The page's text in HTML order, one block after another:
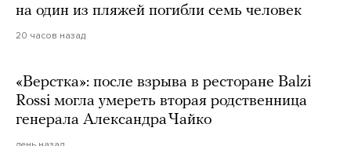
на один из пляжей погибли семь человек
20 часов назад
«Верстка»: после взрыва в ресторане Balzi
Rossi могла умереть вторая родственница
генерала Александра Чайко